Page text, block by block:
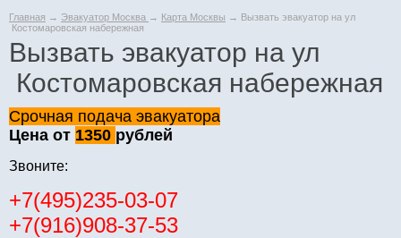
Главная → Эвакуатор Москва → Карта Москвы → Вызвать эвакуатор на ул
Костомаровская набережная
Вызвать эвакуатор на ул
Костомаровская набережная
Срочная подача эвакуатора
Цена от 1350 рублей
Звоните:
+7(495)235-03-07
+7(916)908-37-53